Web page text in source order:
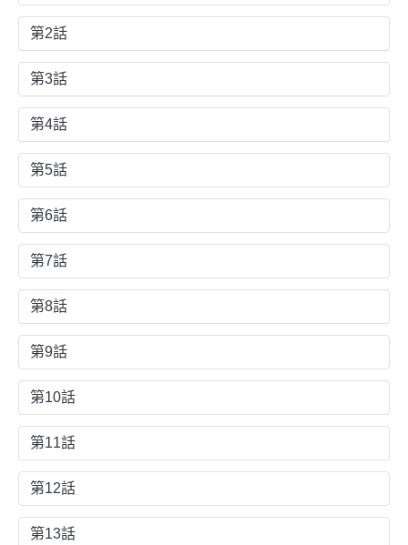
第2話
第3話
第4話
第5話
第6話
第7話
第8話
第9話
第10話
第11話
第12話
第13話